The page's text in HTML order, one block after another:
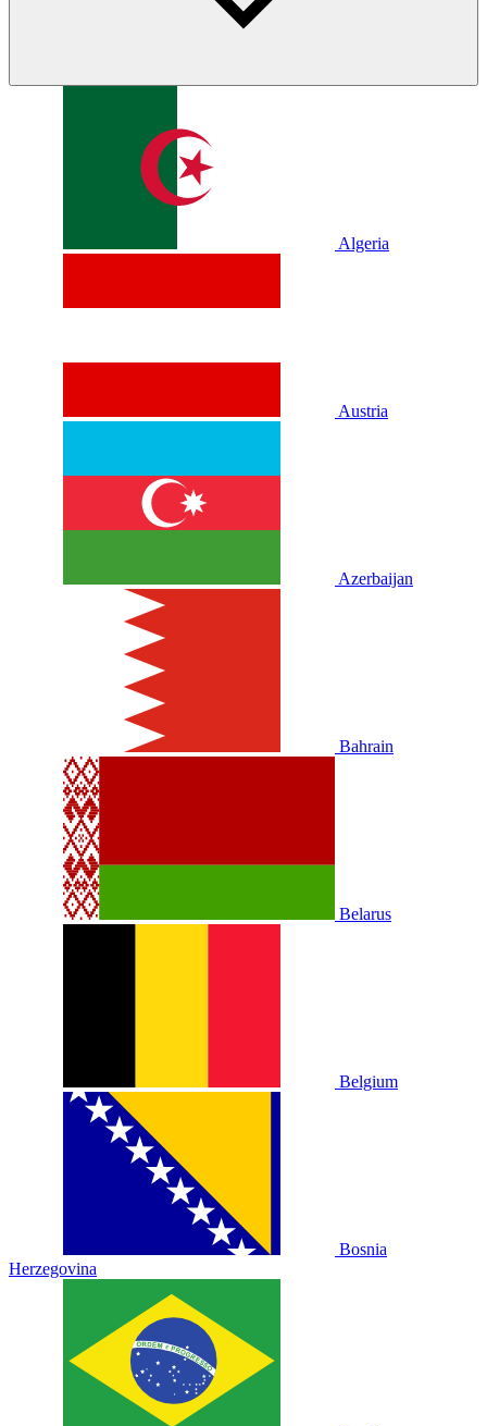
Algeria
Austria
Azerbaijan
Bahrain
Belarus
Belgium
Bosnia
Herzegovina